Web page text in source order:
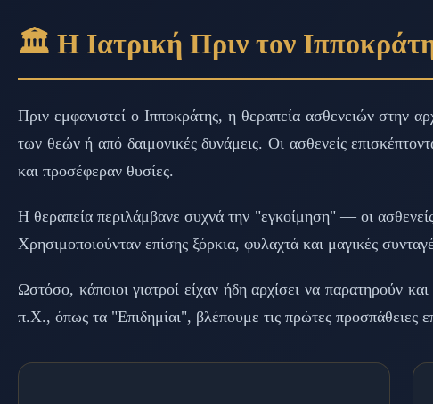
🏛️ Η Ιατρική Πριν τον
Πριν εμφανιστεί ο Ιπποκράτης, η θεραπεία ασθενειών στην
των θεών ή από δαιμονικές δυνάμεις. Οι ασθενείς
και προσέφεραν θυσίες.
Η θεραπεία περιλάμβανε συχνά την "εγκοίμηση" — οι
Χρησιμοποιούνταν επίσης ξόρκια, φυλαχτά και μαγικές
Ωστόσο, κάποιοι γιατροί είχαν ήδη αρχίσει να παρατηρούν
π.Χ., όπως τα "Επιδημίαι", βλέπουμε τις πρώτες προσπάθειες